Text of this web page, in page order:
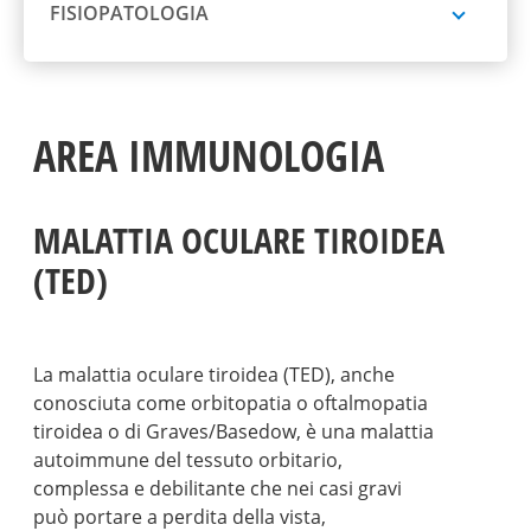
AREA IMMUNOLOGIA
MALATTIA OCULARE TIROIDEA
(TED)
La malattia oculare tiroidea (TED), anche
conosciuta come orbitopatia o oftalmopatia
tiroidea o di Graves/Basedow, è una malattia
autoimmune del tessuto orbitario,
complessa e debilitante che nei casi gravi
può portare a perdita della vista,
FISIOPATOLOGIA